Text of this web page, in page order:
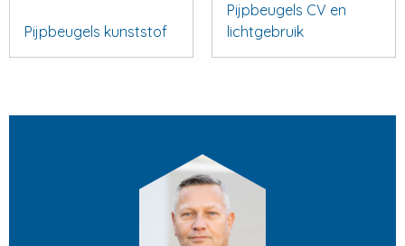
Pijpbeugels kunststof
Pijpbeugels CV en
lichtgebruik